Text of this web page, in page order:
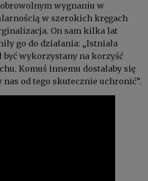
wygnaniu w
w szerokich kręgach
On sam kilka lat
go do działania: „Istniała
być wykorzystany na korzyść
Komuś innemu dostałaby się
nas od tego skutecznie uchronić”.